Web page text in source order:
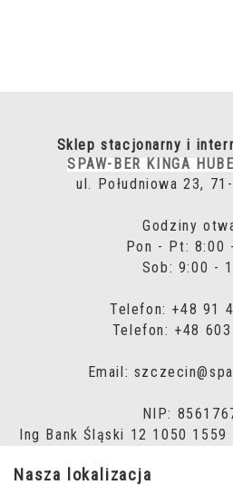
Sklep stacjonarny i
SPAW-BER KINGA
ul. Południowa 23,
Godziny
Pon - Pt: 8:00
Sob: 9:00 -
Telefon: +48 91
Telefon: +48
Email:
NIP:
Ing Bank Śląski 12 1050
Nasza lokalizacja